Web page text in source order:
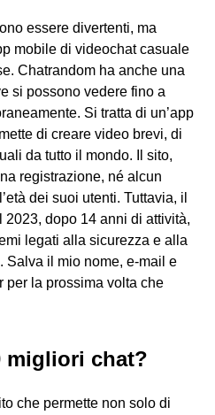
essere divertenti, ma
mobile di videochat casuale
Chatrandom ha anche una
si possono vedere fino a
Si tratta di un’app
di creare video brevi, di
da tutto il mondo. Il sito,
registrazione, né alcun
dei suoi utenti. Tuttavia, il
dopo 14 anni di attività,
legati alla sicurezza e alla
Salva il mio nome, e-mail e
per la prossima volta che
migliori chat?
che permette non solo di